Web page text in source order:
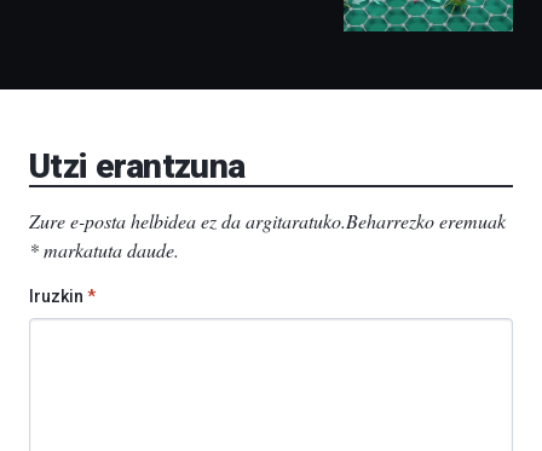
Bizkaia
Utzi erantzuna
Zure e-posta helbidea ez da argitaratuko.Beharrezko eremuak
*markatuta daude.
Iruzkin *